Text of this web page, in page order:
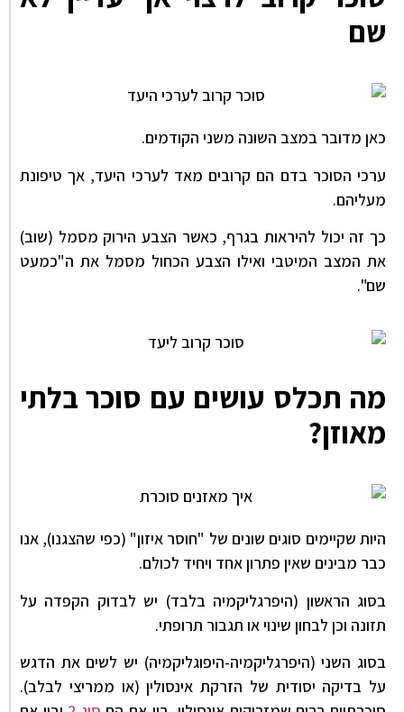
שם
כאן מדובר במצב השונה משני הקודמים.
ערכי הסוכר בדם הם קרובים מאד לערכי היעד, אך טיפונת
מעליהם.
כך זה יכול להיראות בגרף, כאשר הצבע הירוק מסמל (שוב)
את המצב המיטבי ואילו הצבע הכחול מסמל את ה"כמעט
שם".
מה תכלס עושים עם סוכר בלתי
מאוזן?
היות שקיימים סוגים שונים של "חוסר איזון" (כפי שהצגנו), אנו
כבר מבינים שאין פתרון אחד ויחיד לכולם.
בסוג הראשון (היפרגליקמיה בלבד) יש לבדוק הקפדה על
תזונה וכן לבחון שינוי או תגבור תרופתי.
בסוג השני (היפרגליקמיה-היפוגליקמיה) יש לשים את הדגש
על בדיקה יסודית של הזרקת אינסולין (או ממריצי לבלב).